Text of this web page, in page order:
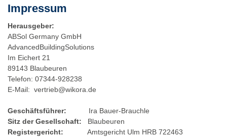
Impressum
Herausgeber:
ABSol Germany GmbH
AdvancedBuildingSolutions
Im Eichert 21
89143 Blaubeuren
Telefon: 07344-928238
E-Mail: vertrieb@wikora.de
Geschäftsführer:
Ira Bauer-Brauchle
Sitz der Gesellschaft:
Blaubeuren
Registergericht: Amtsgericht Ulm HRB 722463